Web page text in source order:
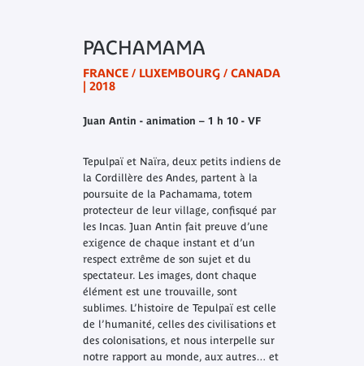
PACHAMAMA
FRANCE / LUXEMBOURG / CANADA
| 2018
Juan Antin - animation – 1 h 10 - VF
Tepulpaï et Naïra, deux petits indiens de
la Cordillère des Andes, partent à la
poursuite de la Pachamama, totem
protecteur de leur village, confisqué par
les Incas. Juan Antin fait preuve d’une
exigence de chaque instant et d’un
respect extrême de son sujet et du
spectateur. Les images, dont chaque
élément est une trouvaille, sont
sublimes. L’histoire de Tepulpaï est celle
de l’humanité, celles des civilisations et
des colonisations, et nous interpelle sur
notre rapport au monde, aux autres… et